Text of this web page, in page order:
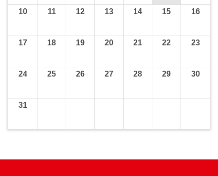
10 11 12 13 14 15 16
17 18 19 20 21 22 23
24 25 26 27 28 29 30
31